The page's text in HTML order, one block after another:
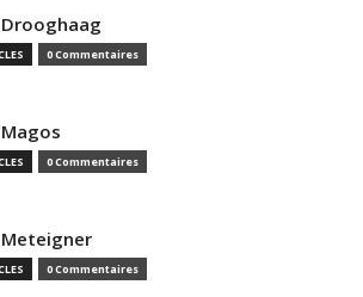
0 Commentaires
0 Commentaires
0 Commentaires